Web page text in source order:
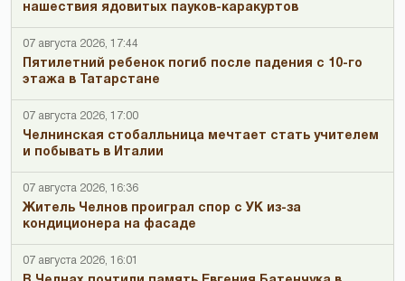
нашествия ядовитых пауков-каракуртов
07 августа 2026, 17:44
Пятилетний ребенок погиб после падения с 10-го
этажа в Татарстане
07 августа 2026, 17:00
Челнинская стобалльница мечтает стать учителем
и побывать в Италии
07 августа 2026, 16:36
Житель Челнов проиграл спор с УК из-за
кондиционера на фасаде
07 августа 2026, 16:01